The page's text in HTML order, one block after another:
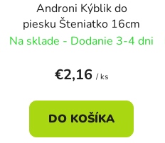
Androni Kýblik do
piesku Šteniatko 16cm
Na sklade - Dodanie 3-4 dni
€2,16 / ks
DO KOŠÍKA